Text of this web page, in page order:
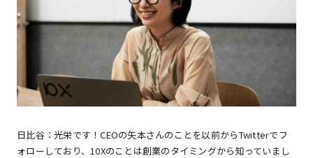
日比谷：光栄です！CEOの矢本さんのことを以前からTwitterでフ
ォローしており、10Xのことは創業のタイミングから知っていまし